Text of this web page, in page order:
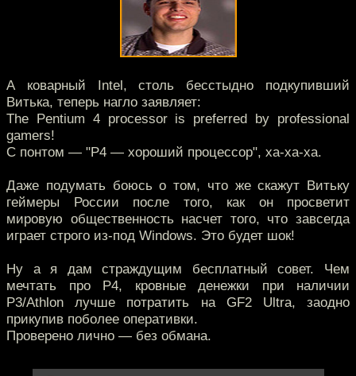
А коварный Intel, столь бесстыдно подкупивший
Витька, теперь нагло заявляет:
The Pentium 4 processor is preferred by professional
gamers!
С понтом — "Р4 — хороший процессор", ха-ха-ха.
Даже подумать боюсь о том, что же скажут Витьку
геймеры России после того, как он просветит
мировую общественность насчет того, что завсегда
играет строго из-под Windows. Это будет шок!
Ну а я дам страждущим бесплатный совет. Чем
мечтать про Р4, кровные денежки при наличии
Р3/Athlon лучше потратить на GF2 Ultra, заодно
прикупив поболее оперативки.
Проверено лично — без обмана.